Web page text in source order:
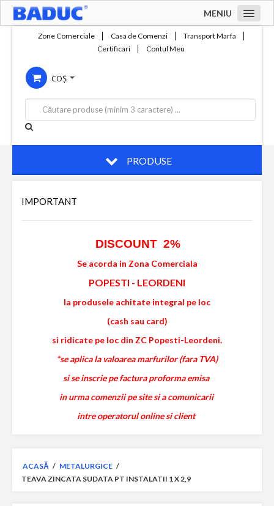
MENIU
Compania
Servicii
Productie
Contact
Zone Comerciale Casa de Comenzi
Transport Marfa
Certificari
Contul Meu
COȘ
PRODUSE
IMPORTANT
DISCOUNT 2%
Se acorda in Zona Comerciala
POPESTI - LEORDENI
la produsele achitate integral pe loc
(cash sau card)
si ridicate pe loc din ZC Popesti-Leordeni.
*se aplica la valoarea marfurilor (fara TVA)
si se inscrie pe factura proforma emisa
in urma comenzii pe site si a comunicarii
intre operatorul online si client
ACASĂ / METALURGICE /
TEAVA ZINCATA SUDATA PT INSTALATII 1 X 2,9